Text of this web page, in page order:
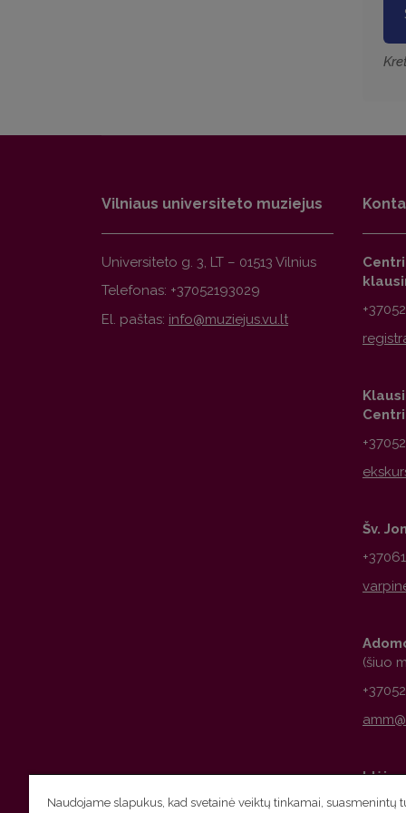
Vilniaus universiteto muziejus
Universiteto g. 3, LT – 01513 Vilnius
Telefonas: +37052193029
El. paštas:
Šv.
(šiuo
Idėjų
Naudojame slapukus, kad svetainė veiktų tinkamai, suasmenintų